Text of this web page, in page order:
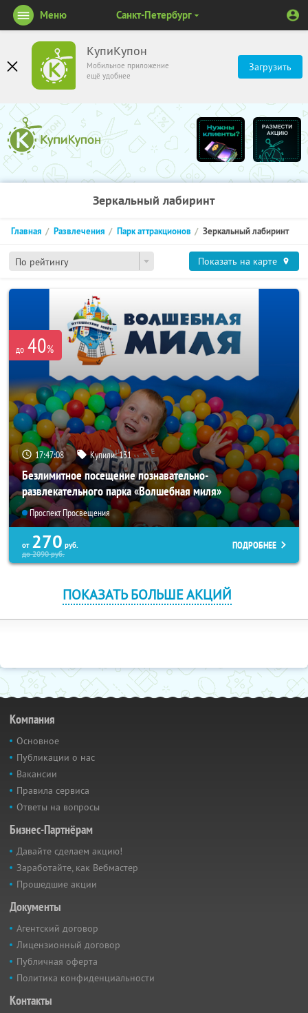
КупиКупон
Мобильное приложение
ещё удобнее
Загрузить
Меню Санкт-Петербург
Зеркальный лабиринт
По рейтингу
Главная Развлечения Парк аттракционов Зеркальный лабиринт
Показать на карте
до 40%
17:47:07 Купили:131
Безлимитное посещение познавательно-
развлекательного парка «Волшебная миля»
Проспект Просвещения
от 270 руб.
до2090руб.
ПОДРОБНЕЕ
ПОКАЗАТЬ БОЛЬШЕ АКЦИЙ
Компания
Основное
Публикации о нас
Вакансии
Правила сервиса
Ответы на вопросы
Бизнес-Партнёрам
Давайте сделаем акцию!
Заработайте, как Вебмастер
Прошедшие акции
Документы
Агентский договор
Лицензионный договор
Публичная оферта
Политика конфиденциальности
Контакты